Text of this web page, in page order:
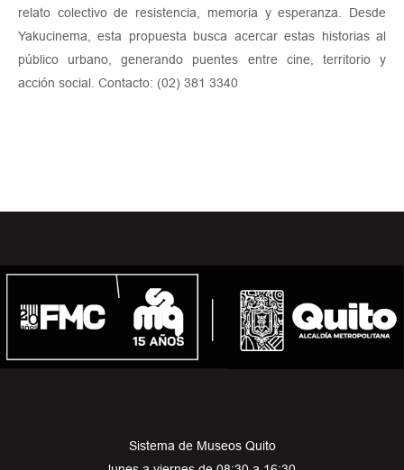
relato colectivo de resistencia, memoria y esperanza. Desde
Yakucinema, esta propuesta busca acercar estas historias al
público urbano, generando puentes entre cine, territorio y
acción social. Contacto: (02) 381 3340
Sistema de Museos Quito